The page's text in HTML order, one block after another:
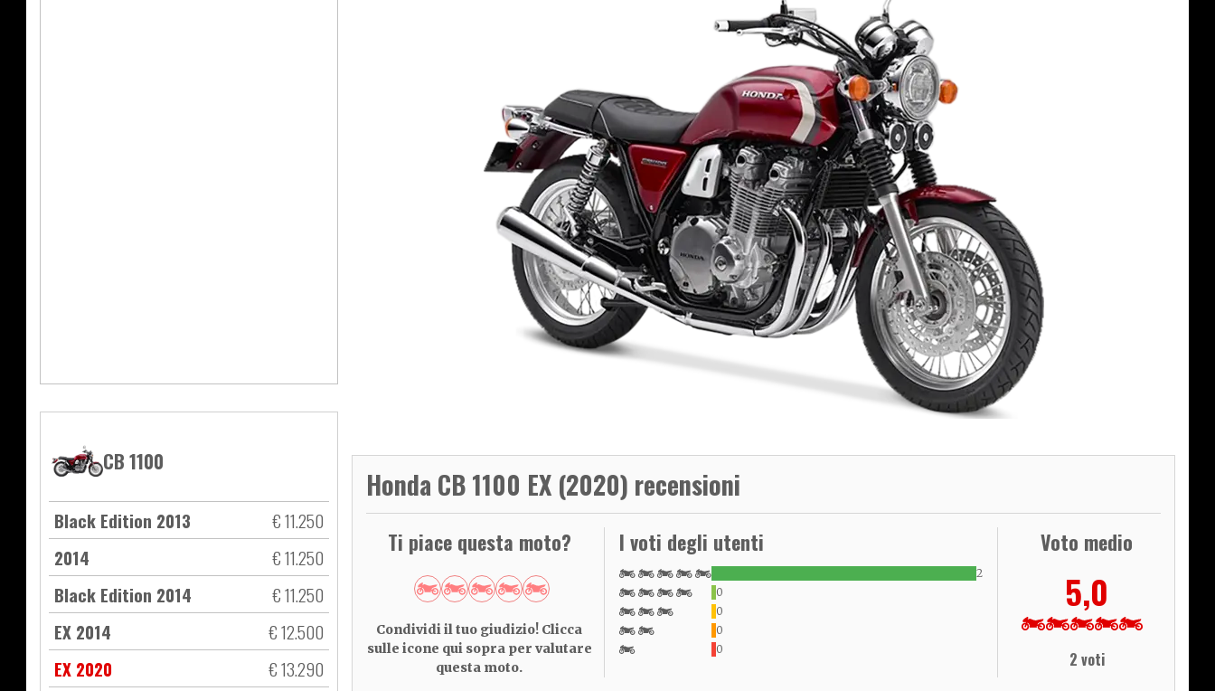
CB 1100
Black Edition 2013
€ 11.250
2014
€ 11.250
Black Edition 2014
€ 11.250
EX 2014
€ 12.500
EX 2020
€ 13.290
Honda CB 1100 EX (2020) recensioni
Ti piace questa moto?
Condividi il tuo giudizio! Clicca
sulle icone qui sopra per valutare
questa moto.
I voti degli utenti
2
0
0
0
0
Voto medio
5,0
2 voti